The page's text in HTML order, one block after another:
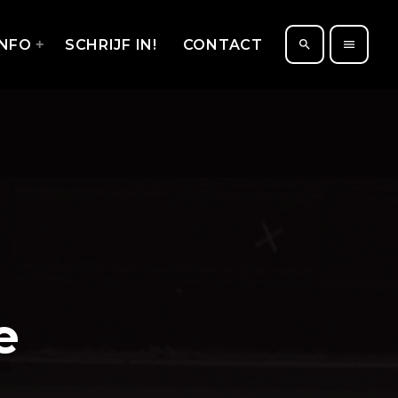
SCHRIJF IN! CONTACT search menu